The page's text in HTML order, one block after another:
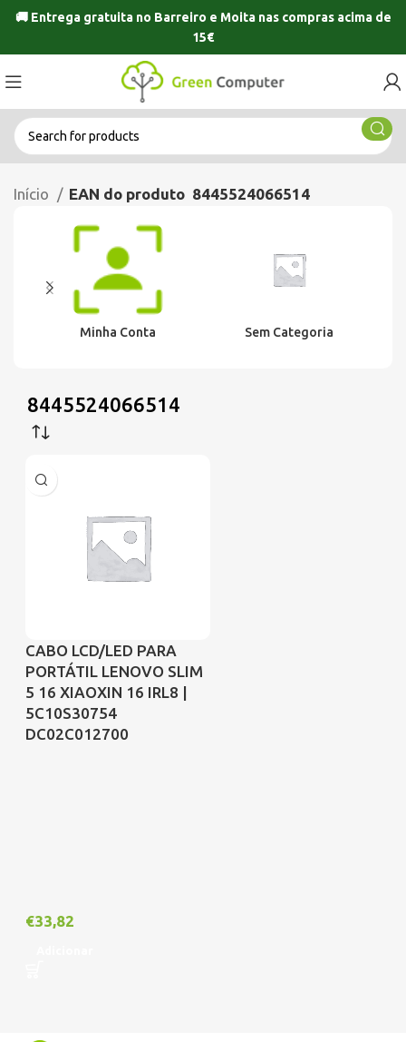
🚚 Entrega gratuita no Barreiro e Moitanas compras acima de
15€
Início EAN do produto 8445524066514
Minha Conta Sem Categoria
8445524066514
CABO LCD/LED PARA
PORTÁTIL LENOVO SLIM
5 16 XIAOXIN 16 IRL8 |
5C10S30754
DC02C012700
€33,82